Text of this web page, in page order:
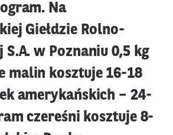
Na
Giełdzie Rolno-
S.A. w Poznaniu 0,5 kg
malin kosztuje 16-18
amerykańskich – 24-
czereśni kosztuje 8-